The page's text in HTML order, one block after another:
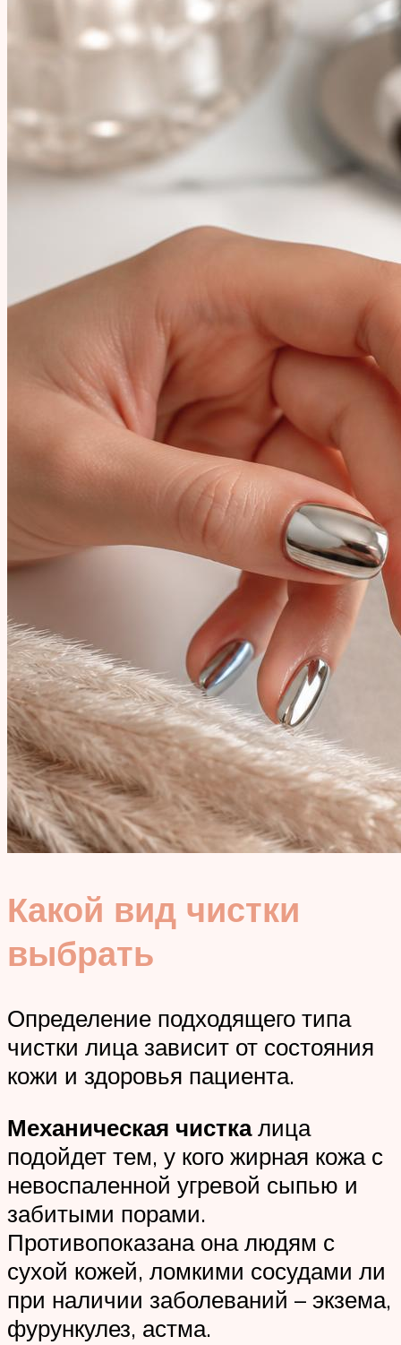
Какой вид чистки
выбрать
Определение подходящего типа
чистки лица зависит от состояния
кожи и здоровья пациента.
Механическая чисткалица
подойдет тем, у кого жирная кожа с
невоспаленной угревой сыпью и
забитыми порами.
Противопоказана она людям с
сухой кожей, ломкими сосудами ли
при наличии заболеваний – экзема,
фурункулез, астма.